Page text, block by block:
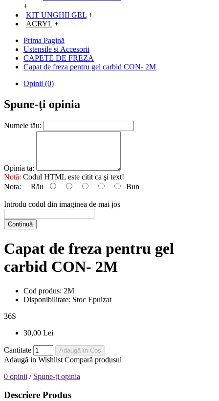
+
KIT UNGHII GEL +
ACRYL +
Prima Pagină
Ustensile si Accesorii
CAPETE DE FREZA
Capat de freza pentru gel carbid CON- 2M
Opinii (0)
Spune-ţi opinia
Numele tău:
Opinia ta:
Notă: Codul HTML este citit ca şi text!
Nota: Rău Bun
Introdu codul din imaginea de mai jos
Continuă
Capat de freza pentru gel
carbid CON- 2M
Cod produs: 2M
Disponibilitate: Stoc Epuizat
36S
30,00 Lei
Cantitate Adaugă în Coş
Adaugă in Wishlist Compară produsul
0 opinii / Spune-ţi opinia
Descriere Produs